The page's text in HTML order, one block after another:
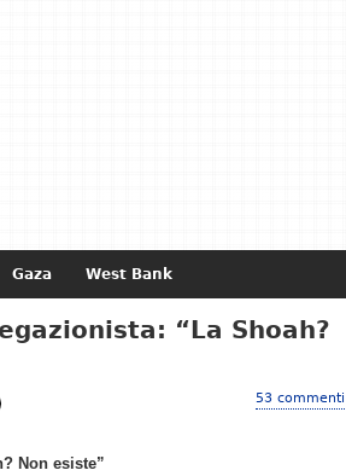
Gaza West Bank
“La Shoah?
53 commenti
Non esiste”